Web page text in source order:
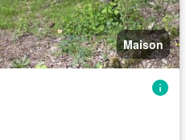
Maison